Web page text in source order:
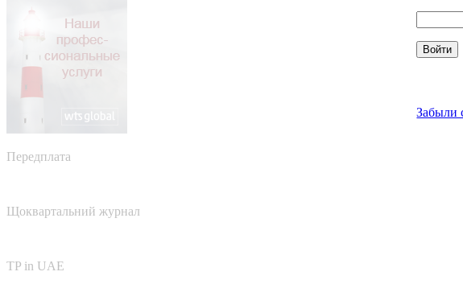
Забыли
Передплата
Щоквартальний журнал
TP in UAE